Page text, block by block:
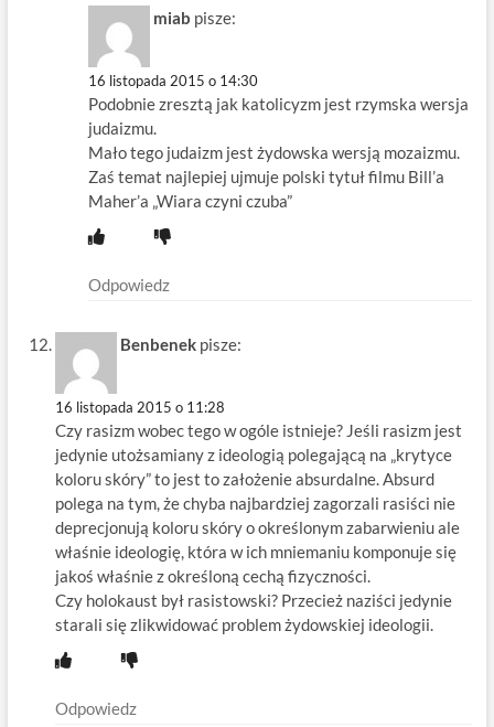
miab pisze:
16 listopada 2015 o 14:30
Podobnie zresztą jak katolicyzm jest rzymska wersja
judaizmu.
Mało tego judaizm jest żydowska wersją mozaizmu.
Zaś temat najlepiej ujmuje polski tytuł filmu Bill’a
Maher’a „Wiara czyni czuba”
Odpowiedz
Benbenek pisze:
16 listopada 2015 o 11:28
Czy rasizm wobec tego w ogóle istnieje? Jeśli rasizm jest
jedynie utożsamiany z ideologią polegającą na „krytyce
koloru skóry” to jest to założenie absurdalne. Absurd
polega na tym, że chyba najbardziej zagorzali rasiści nie
deprecjonują koloru skóry o określonym zabarwieniu ale
właśnie ideologię, która w ich mniemaniu komponuje się
jakoś właśnie z określoną cechą fizyczności.
Czy holokaust był rasistowski? Przecież naziści jedynie
starali się zlikwidować problem żydowskiej ideologii.
Odpowiedz